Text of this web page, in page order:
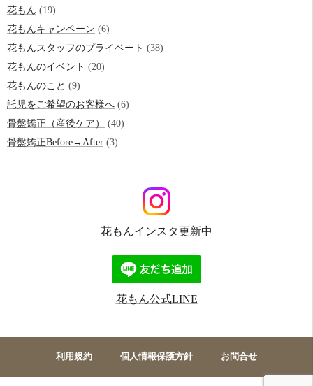
花もん (19)
花もんキャンペーン (6)
花もんスタッフのプライベート (38)
花もんのイベント (20)
花もんのこと (9)
託児をご希望のお客様へ (6)
骨盤矯正（産後ケア）
(40)
骨盤矯正Before→After (3)
花もんインスタ更新中
花もん公式LINE
利用規約 個人情報保護方針 お問合せ